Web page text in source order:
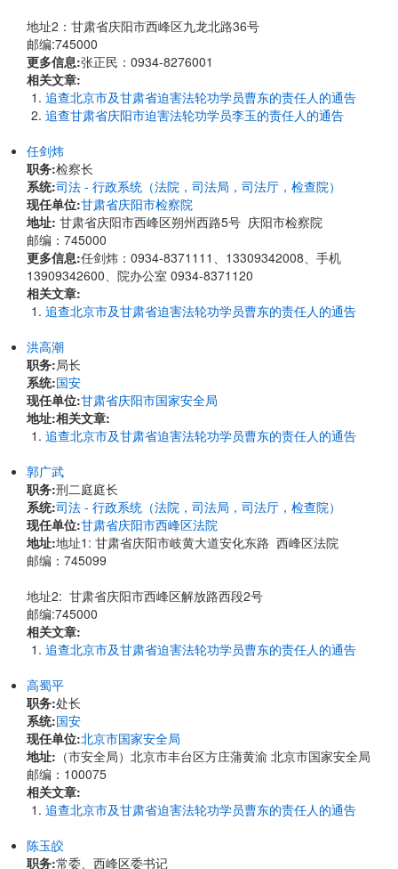
地址2：甘肃省庆阳市西峰区九龙北路36号
邮编:745000
更多信息:张正民：0934-8276001
相关文章:
追查北京市及甘肃省迫害法轮功学员曹东的责任人的通告
追查甘肃省庆阳市迫害法轮功学员李玉的责任人的通告
任剑炜
职务:检察长
系统:司法 - 行政系统（法院，司法局，司法厅，检查院）
现任单位:甘肃省庆阳市检察院
地址: 甘肃省庆阳市西峰区朔州西路5号 庆阳市检察院
邮编：745000
更多信息:任剑炜：0934-8371111、13309342008、手机
13909342600、院办公室 0934-8371120
相关文章:
追查北京市及甘肃省迫害法轮功学员曹东的责任人的通告
洪高潮
职务:局长
系统:国安
现任单位:甘肃省庆阳市国家安全局
地址:相关文章:
追查北京市及甘肃省迫害法轮功学员曹东的责任人的通告
郭广武
职务:刑二庭庭长
系统:司法 - 行政系统（法院，司法局，司法厅，检查院）
现任单位:甘肃省庆阳市西峰区法院
地址:​地址1: 甘肃省庆阳市岐黄大道安化东路 西峰区法院
邮编：745099
地址2: 甘肃省庆阳市西峰区解放路西段2号
邮编:745000
相关文章:
追查北京市及甘肃省迫害法轮功学员曹东的责任人的通告
高蜀平
职务:处长
系统:国安
现任单位:北京市国家安全局
地址: （市安全局）北京市丰台区方庄蒲黄渝 北京市国家安全局
邮编：100075
相关文章:
追查北京市及甘肃省迫害法轮功学员曹东的责任人的通告
陈玉皎
职务:常委、西峰区委书记